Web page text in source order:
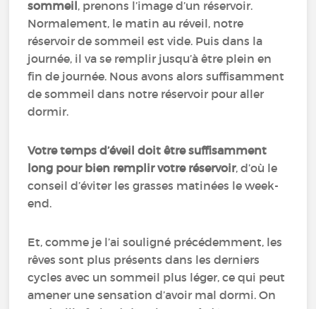
sommeil, prenons l’image d’un réservoir.
Normalement, le matin au réveil, notre
réservoir de sommeil est vide. Puis dans la
journée, il va se remplir jusqu’à être plein en
fin de journée. Nous avons alors suffisamment
de sommeil dans notre réservoir pour aller
dormir.
Votre temps d’éveil doit être suffisamment
long pour bien remplir votre réservoir, d’où le
conseil d’éviter les grasses matinées le week-
end.
Et, comme je l’ai souligné précédemment, les
rêves sont plus présents dans les derniers
cycles avec un sommeil plus léger, ce qui peut
amener une sensation d’avoir mal dormi. On